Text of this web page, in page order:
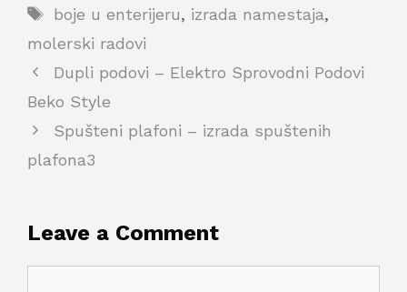
Tags
boje u enterijeru, izrada namestaja,
molerski radovi
Dupli podovi – Elektro Sprovodni Podovi
Beko Style
Spušteni plafoni – izrada spuštenih
plafona3
Leave a Comment